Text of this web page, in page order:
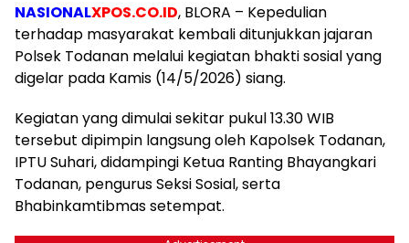
NASIONALXPOS.CO.ID, BLORA – Kepedulian
terhadap masyarakat kembali ditunjukkan jajaran
Polsek Todanan melalui kegiatan bhakti sosial yang
digelar pada Kamis (14/5/2026) siang.
Kegiatan yang dimulai sekitar pukul 13.30 WIB
tersebut dipimpin langsung oleh Kapolsek Todanan,
IPTU Suhari, didampingi Ketua Ranting Bhayangkari
Todanan, pengurus Seksi Sosial, serta
Bhabinkamtibmas setempat.